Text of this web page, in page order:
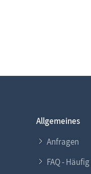
Allgemeines
Anfragen
FAQ -